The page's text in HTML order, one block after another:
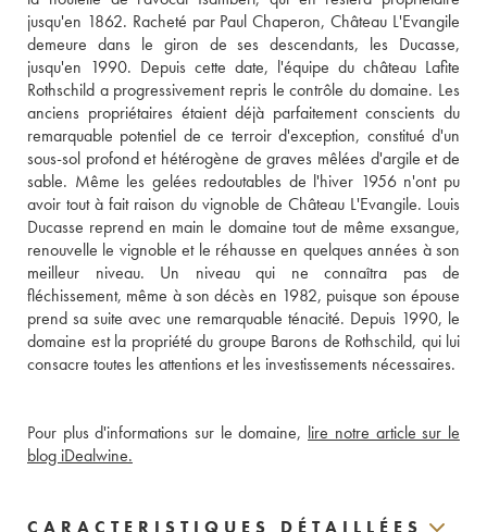
jusqu'en 1862. Racheté par Paul Chaperon, Château L'Evangile
demeure dans le giron de ses descendants, les Ducasse,
jusqu'en 1990. Depuis cette date, l'équipe du château Lafite
Rothschild a progressivement repris le contrôle du domaine. Les
anciens propriétaires étaient déjà parfaitement conscients du
remarquable potentiel de ce terroir d'exception, constitué d'un
sous-sol profond et hétérogène de graves mêlées d'argile et de
sable. Même les gelées redoutables de l'hiver 1956 n'ont pu
avoir tout à fait raison du vignoble de Château L'Evangile. Louis
Ducasse reprend en main le domaine tout de même exsangue,
renouvelle le vignoble et le réhausse en quelques années à son
meilleur niveau. Un niveau qui ne connaîtra pas de
fléchissement, même à son décès en 1982, puisque son épouse
prend sa suite avec une remarquable ténacité. Depuis 1990, le
domaine est la propriété du groupe Barons de Rothschild, qui lui
consacre toutes les attentions et les investissements nécessaires.
Pour plus d'informations sur le domaine, lire notre article sur le
blog iDealwine.
CARACTERISTIQUES DÉTAILLÉES